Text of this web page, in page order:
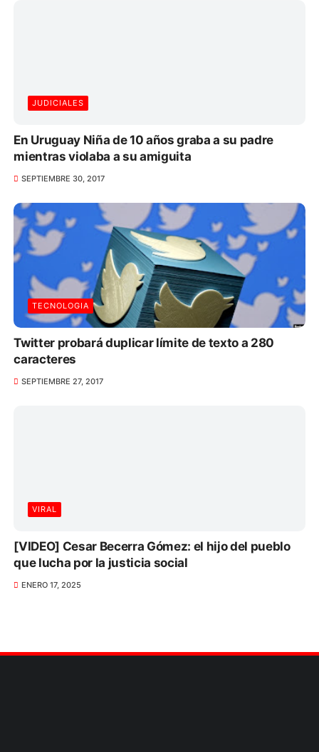
JUDICIALES
En Uruguay Niña de 10 años graba a su padre
mientras violaba a su amiguita
SEPTIEMBRE 30, 2017
TECNOLOGIA
Twitter probará duplicar límite de texto a 280
caracteres
SEPTIEMBRE 27, 2017
VIRAL
[VIDEO] Cesar Becerra Gómez: el hijo del pueblo
que lucha por la justicia social
ENERO 17, 2025